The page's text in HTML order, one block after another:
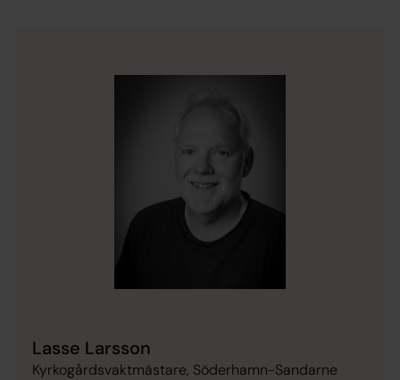
Lasse Larsson
Kyrkogårdsvaktmästare, Söderhamn-Sandarne